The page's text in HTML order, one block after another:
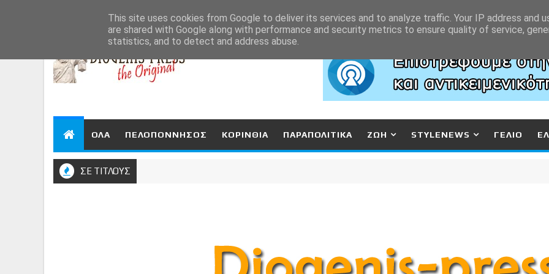
ΟΛΑ ΠΕΛΟΠΟΝΝΗΣΟΣ ΚΟΡΙΝΘΙΑ ΠΑΡΑΠΟΛΙΤΙΚΑ ΖΩΗ STYLENEWS ΓΕΛΙΟ
ΣΕ ΤΙΤΛΟΥΣ
This site uses cookies from Google to deliver its services and to analyze traffic. Your IP address and
are shared with Google along with performance and security metrics to ensure quality of service,
statistics, and to detect and address abuse.